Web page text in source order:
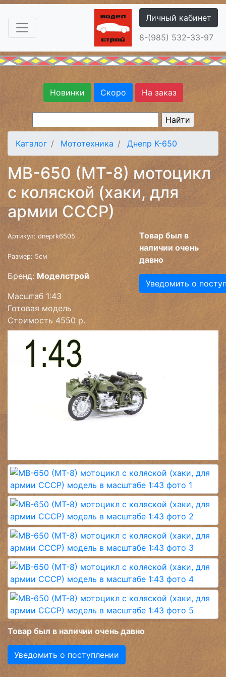
Личный кабинет
8-(985) 532-33-97
Новинки Скоро На заказ
Каталог Мототехника Днепр К-650
МВ-650 (МТ-8) мотоцикл
с коляской (хаки, для
армии СССР)
Артикул: dneprk6505
Размер: 5см
Бренд: Моделстрой
Масштаб 1:43
Готовая модель
Стоимость 4550 р.
Товар был в
наличии очень
давно
Уведомить о
Товар был в наличии очень давно
Уведомить о поступлении